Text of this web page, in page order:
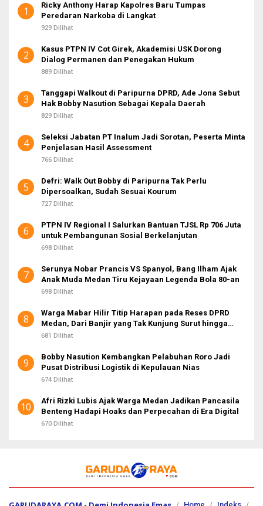
u
k
1
Ricky Anthony Harap Kapolres Baru Tumpas
Peredaran Narkoba di Langkat
929 Dilihat
2
Kasus PTPN IV Cot Girek, Akademisi USK Dorong
Dialog Permanen dan Penegakan Hukum
889 Dilihat
3
Tanggapi Walkout di Paripurna DPRD, Ade Jona Sebut
Hak Bobby Nasution Sebagai Kepala Daerah
829 Dilihat
4
Seleksi Jabatan PT Inalum Jadi Sorotan, Peserta Minta
Penjelasan Hasil Assessment
766 Dilihat
5
Defri: Walk Out Bobby di Paripurna Tak Perlu
Dipersoalkan, Sudah Sesuai Kourum
727 Dilihat
6
PTPN IV Regional I Salurkan Bantuan TJSL Rp 706 Juta
untuk Pembangunan Sosial Berkelanjutan
698 Dilihat
7
Serunya Nobar Prancis VS Spanyol, Bang Ilham Ajak
Anak Muda Medan Tiru Kejayaan Legenda Bola 80-an
698 Dilihat
8
Warga Mabar Hilir Titip Harapan pada Reses DPRD
Medan, Dari Banjir yang Tak Kunjung Surut hingga
Layanan IKD
681 Dilihat
9
Bobby Nasution Kembangkan Pelabuhan Roro Jadi
Pusat Distribusi Logistik di Kepulauan Nias
674 Dilihat
10
Afri Rizki Lubis Ajak Warga Medan Jadikan Pancasila
Benteng Hadapi Hoaks dan Perpecahan di Era Digital
670 Dilihat